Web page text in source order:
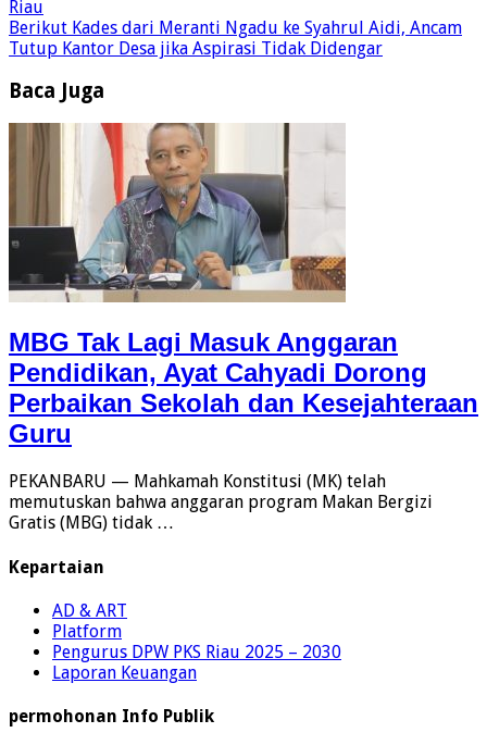
Riau
Berikut Kades dari Meranti Ngadu ke Syahrul Aidi, Ancam
Tutup Kantor Desa jika Aspirasi Tidak Didengar
Baca Juga
MBG Tak Lagi Masuk Anggaran
Pendidikan, Ayat Cahyadi Dorong
Perbaikan Sekolah dan Kesejahteraan
Guru
PEKANBARU — Mahkamah Konstitusi (MK) telah
memutuskan bahwa anggaran program Makan Bergizi
Gratis (MBG) tidak …
Kepartaian
AD & ART
Platform
Pengurus DPW PKS Riau 2025 – 2030
Laporan Keuangan
permohonan Info Publik